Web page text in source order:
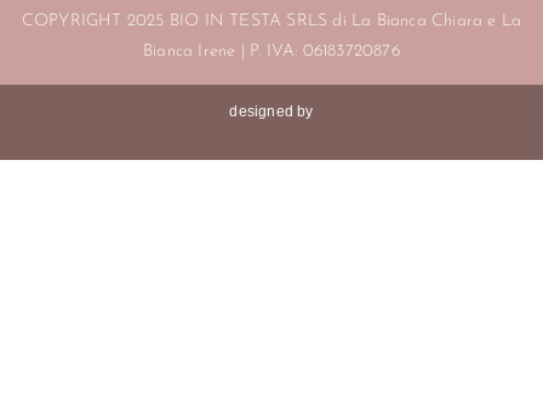
COPYRIGHT 2025 BIO IN TESTA SRLS di La Bianca Chiara e La
Bianca Irene | P. IVA: 06183720876
designed by